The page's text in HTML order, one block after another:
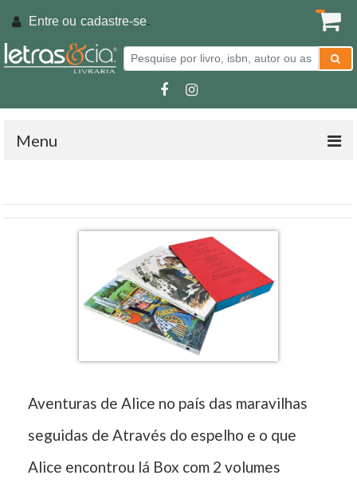
Entre ou cadastre-se.
Menu
Aventuras de Alice no país das maravilhas
seguidas de Através do espelho e o que
Alice encontrou lá Box com 2 volumes